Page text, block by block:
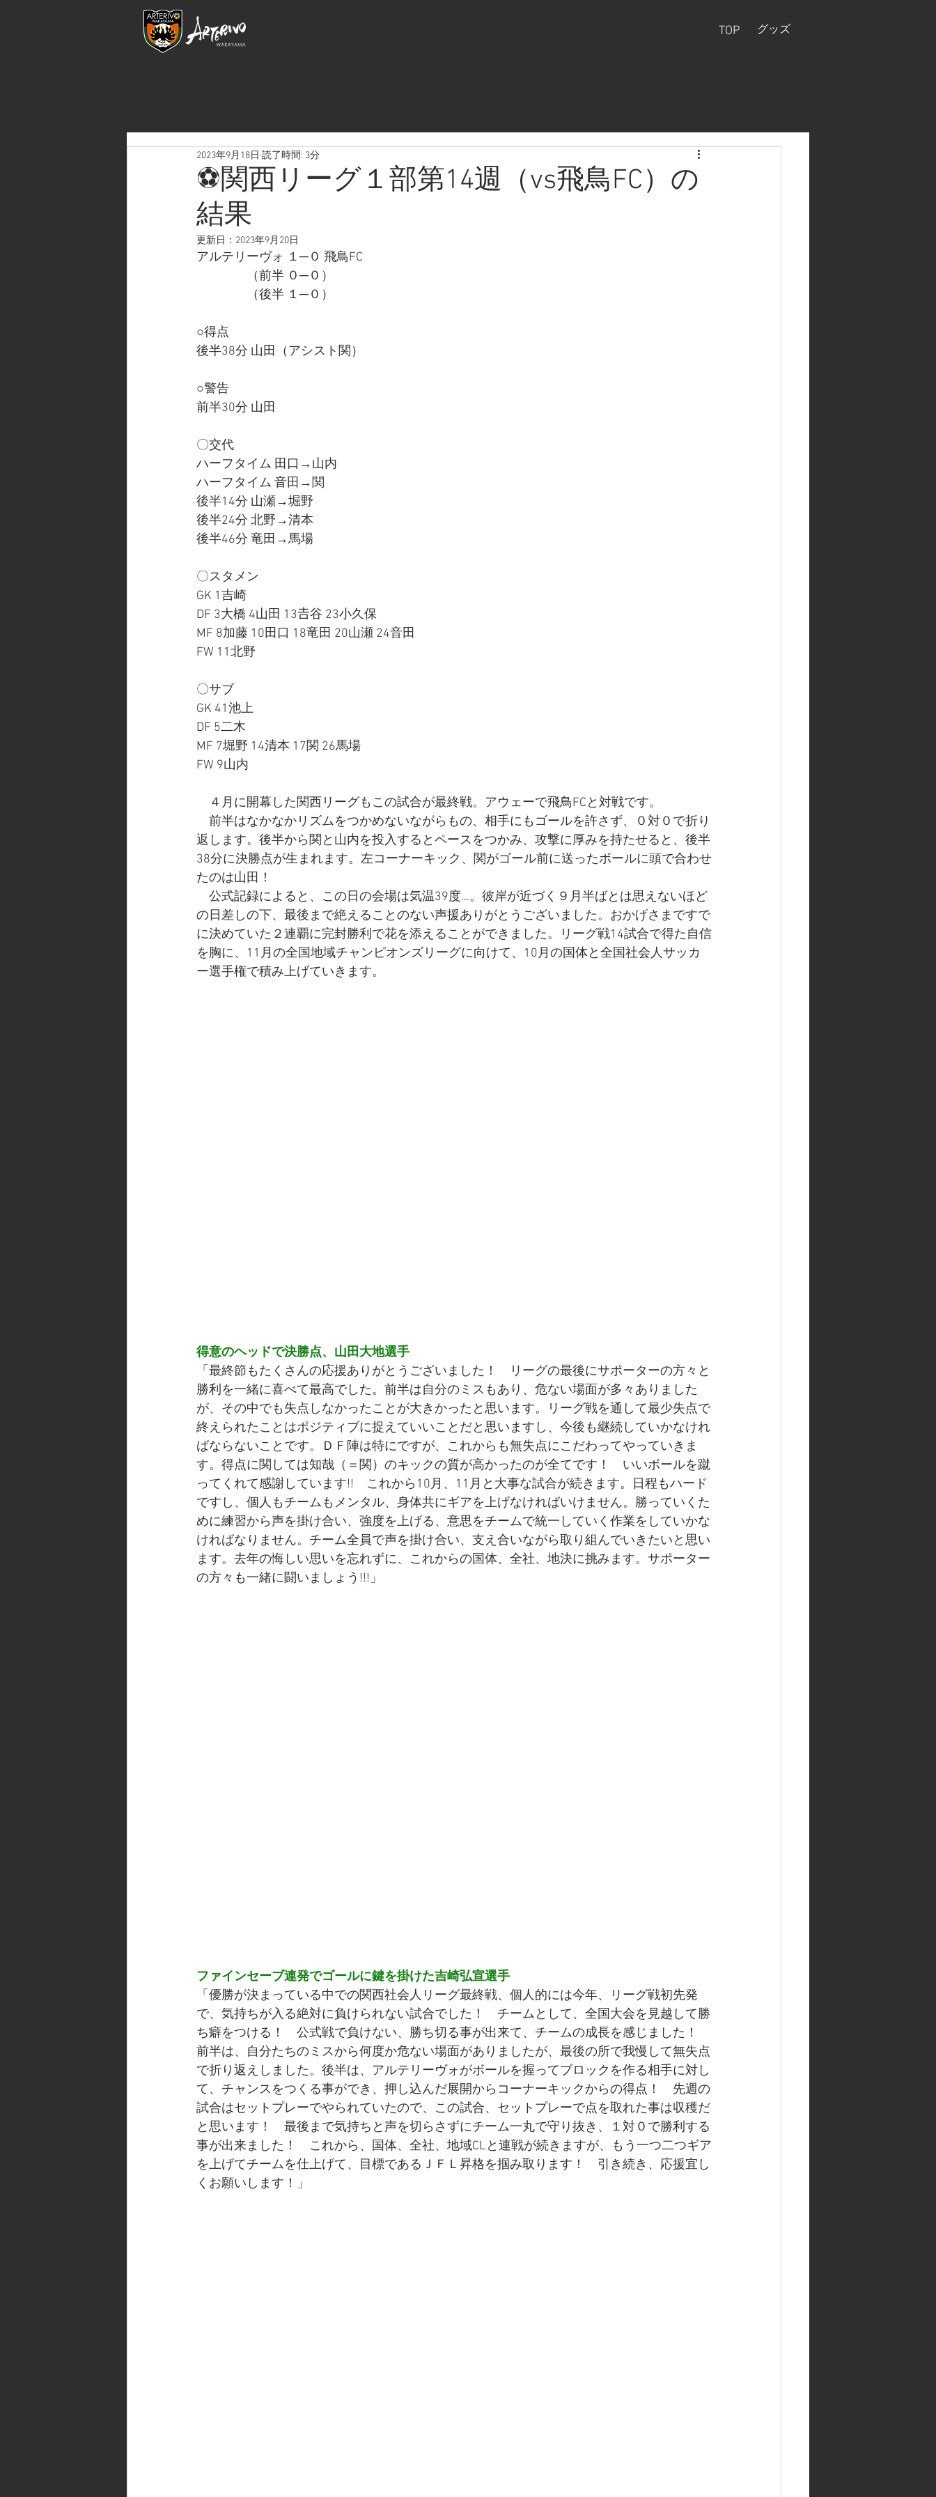
TOP グッズ
⚽関西リーグ１部第14週（vs飛鳥FC）の
結果
2023年9月18日 読了時間: 3分
更新日： 2023年9月20日
アルテリーヴォ １─０ 飛鳥FC
（前半 ０─０）
（後半 １─０）
○得点
後半38分 山田（アシスト関）
○警告
前半30分 山田
〇交代
ハーフタイム 田口→山内
ハーフタイム 音田→関
後半14分 山瀬→堀野
後半24分 北野→清本
後半46分 竜田→馬場
〇スタメン
GK 1吉崎
DF 3大橋 4山田 13𠮷谷 23小久保
MF 8加藤 10田口 18竜田 20山瀬 24音田
FW 11北野
〇サブ
GK 41池上
DF 5二木
MF 7堀野 14清本 17関 26馬場
FW 9山内
４月に開幕した関西リーグもこの試合が最終戦。アウェーで飛鳥FCと対戦です。
前半はなかなかリズムをつかめないながらもの、相手にもゴールを許さず、０対０で折り
返します。後半から関と山内を投入するとペースをつかみ、攻撃に厚みを持たせると、後半
38分に決勝点が生まれます。左コーナーキック、関がゴール前に送ったボールに頭で合わせ
たのは山田！
公式記録によると、この日の会場は気温39度…。彼岸が近づく９月半ばとは思えないほど
の日差しの下、最後まで絶えることのない声援ありがとうございました。おかげさまですで
に決めていた２連覇に完封勝利で花を添えることができました。リーグ戦14試合で得た自信
を胸に、11月の全国地域チャンピオンズリーグに向けて、10月の国体と全国社会人サッカ
ー選手権で積み上げていきます。
得意のヘッドで決勝点、山田大地選手
「最終節もたくさんの応援ありがとうございました！　リーグの最後にサポーターの方々と
勝利を一緒に喜べて最高でした。前半は自分のミスもあり、危ない場面が多々ありました
が、その中でも失点しなかったことが大きかったと思います。リーグ戦を通して最少失点で
終えられたことはポジティブに捉えていいことだと思いますし、今後も継続していかなけれ
ばならないことです。ＤＦ陣は特にですが、これからも無失点にこだわってやっていきま
す。得点に関しては知哉（＝関）のキックの質が高かったのが全てです！　いいボールを蹴
ってくれて感謝しています!!　これから10月、11月と大事な試合が続きます。日程もハード
ですし、個人もチームもメンタル、身体共にギアを上げなければいけません。勝っていくた
めに練習から声を掛け合い、強度を上げる、意思をチームで統一していく作業をしていかな
ければなりません。チーム全員で声を掛け合い、支え合いながら取り組んでいきたいと思い
ます。去年の悔しい思いを忘れずに、これからの国体、全社、地決に挑みます。サポーター
の方々も一緒に闘いましょう!!!」
ファインセーブ連発でゴールに鍵を掛けた吉崎弘宣選手
「優勝が決まっている中での関西社会人リーグ最終戦、個人的には今年、リーグ戦初先発
で、気持ちが入る絶対に負けられない試合でした！　チームとして、全国大会を見越して勝
ち癖をつける！　公式戦で負けない、勝ち切る事が出来て、チームの成長を感じました！
前半は、自分たちのミスから何度か危ない場面がありましたが、最後の所で我慢して無失点
で折り返えしました。後半は、アルテリーヴォがボールを握ってブロックを作る相手に対し
て、チャンスをつくる事ができ、押し込んだ展開からコーナーキックからの得点！　先週の
試合はセットプレーでやられていたので、この試合、セットプレーで点を取れた事は収穫だ
と思います！　最後まで気持ちと声を切らさずにチーム一丸で守り抜き、１対０で勝利する
事が出来ました！　これから、国体、全社、地域CLと連戦が続きますが、もう一つ二つギア
を上げてチームを仕上げて、目標であるＪＦＬ昇格を掴み取ります！　引き続き、応援宜し
くお願いします！」